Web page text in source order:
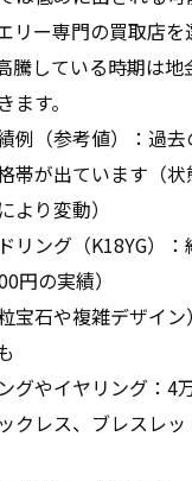
専門の買取店を
騰している時期は地
す。
（参考値）：過去
帯が出ています（
り変動）
リング（K18YG）
円の実績）
宝石や複雑デザイ
グやイヤリング：4
クレス、ブレスレッ